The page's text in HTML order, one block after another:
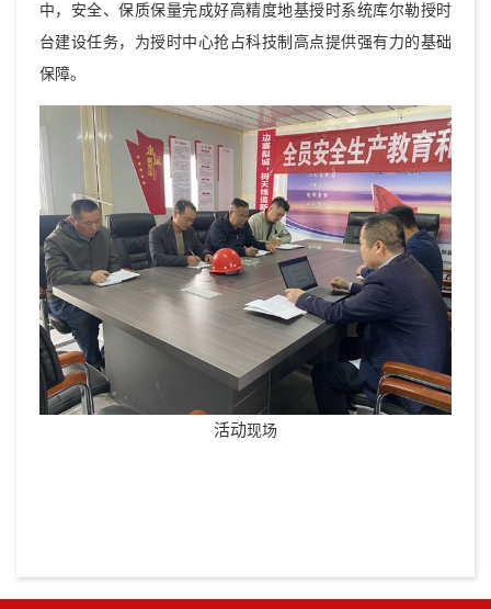
中，安全、保质保量完成好高精度地基授时系统库尔勒授时
台建设任务，为授时中心抢占科技制高点提供强有力的基础
保障。
活动现场